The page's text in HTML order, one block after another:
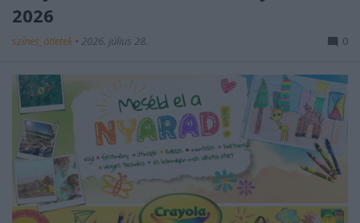
2026
színes_ötletek • 2026. július 28. 0